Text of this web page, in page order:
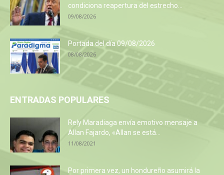
condiciona reapertura del estrecho...
09/08/2026
Portada del día 09/08/2026
08/08/2026
ENTRADAS POPULARES
Rely Maradiaga envía emotivo mensaje a
Allan Fajardo, «Allan se está...
11/08/2021
Por primera vez, un hondureño asumirá la